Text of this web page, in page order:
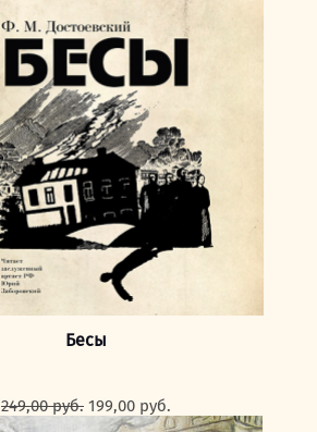
составляла
229,00 руб..
189,00 руб..
Бесы
249,00руб. Первоначальная
цена
199,00 руб.
цена: